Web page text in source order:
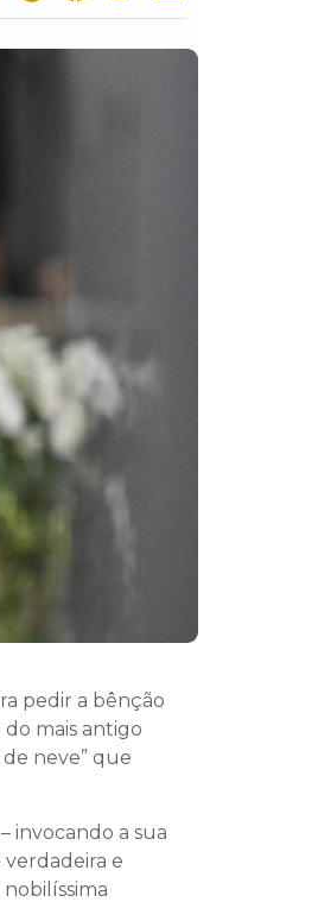
pedir a bênção
do mais antigo
neve” que
invocando a sua
verdadeira e